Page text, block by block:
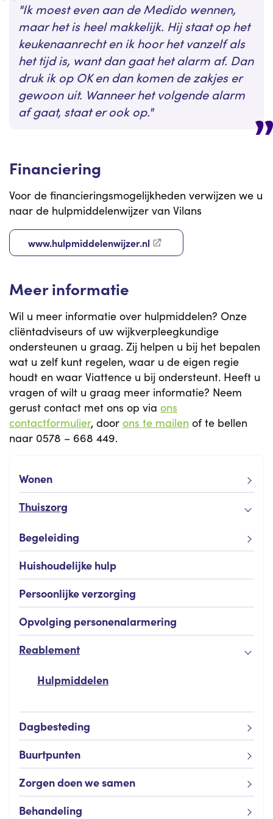
Wonen
Thuiszorg
Begeleiding
Huishoudelijke hulp
Persoonlijke verzorging
Opvolging personenalarmering
Reablement
Hulpmiddelen
Dagbesteding
Buurtpunten
Zorgen doen we samen
Behandeling
Ik moest even aan de Medido wennen,
maar het is heel makkelijk. Hij staat op het
keukenaanrecht en ik hoor het vanzelf als
het tijd is, want dan gaat het alarm af. Dan
druk ik op OK en dan komen de zakjes er
gewoon uit. Wanneer het volgende alarm
af gaat, staat er ook op.
Financiering
Voor de financieringsmogelijkheden verwijzen we u
naar de hulpmiddelenwijzer van Vilans
www.hulpmiddelenwijzer.nl
Meer informatie
Wil u meer informatie over hulpmiddelen? Onze
cliëntadviseurs of uw wijkverpleegkundige
ondersteunen u graag. Zij helpen u bij het bepalen
wat u zelf kunt regelen, waar u de eigen regie
houdt en waar Viattence u bij ondersteunt. Heeft u
vragen of wilt u graag meer informatie? Neem
gerust contact met ons op via ons
contactformulier, door ons te mailen of te bellen
naar 0578 – 668 449.